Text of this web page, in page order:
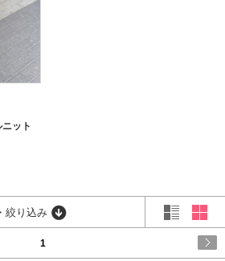
ット
絞り込み
1